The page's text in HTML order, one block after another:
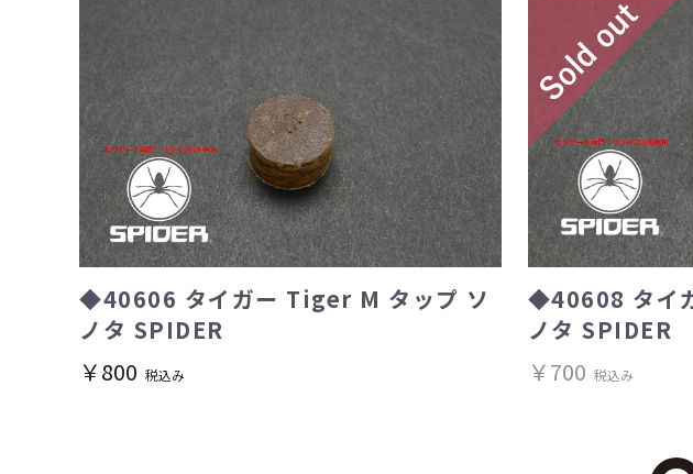
◆40606 タイガー Tiger M タップ ソ
ノタ SPIDER
￥800 税込み
◆40608 タイ
ノタ SPIDER
￥700 税込み